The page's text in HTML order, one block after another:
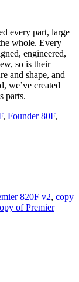
every part, large
whole. Every
engineered,
so is their
and shape, and
we’ve created
parts.
, Founder 80F,
820F v2, copy
of Premier